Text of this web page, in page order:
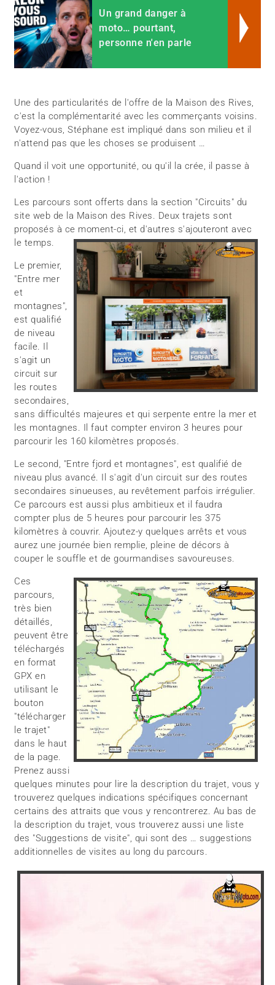
Un grand danger à
moto… pourtant,
personne n'en parle
Une des particularités de l'offre de la Maison des Rives,
c'est la complémentarité avec les commerçants voisins.
Voyez-vous, Stéphane est impliqué dans son milieu et il
n'attend pas que les choses se produisent …
Quand il voit une opportunité, ou qu'il la crée, il passe à
l'action !
Les parcours sont offerts dans la section "Circuits" du
site web de la Maison des Rives. Deux trajets sont
proposés à ce moment-ci, et d'autres s'ajouteront avec
le temps.
Le premier,
"Entre mer
et
montagnes",
est qualifié
de niveau
facile. Il
s'agit un
circuit sur
les routes
secondaires,
sans difficultés majeures et qui serpente entre la mer et
les montagnes. Il faut compter environ 3 heures pour
parcourir les 160 kilomètres proposés.
Le second, "Entre fjord et montagnes", est qualifié de
niveau plus avancé. Il s'agit d'un circuit sur des routes
secondaires sinueuses, au revêtement parfois irrégulier.
Ce parcours est aussi plus ambitieux et il faudra
compter plus de 5 heures pour parcourir les 375
kilomètres à couvrir. Ajoutez-y quelques arrêts et vous
aurez une journée bien remplie, pleine de décors à
couper le souffle et de gourmandises savoureuses.
Ces
parcours,
très bien
détaillés,
peuvent être
téléchargés
en format
GPX en
utilisant le
bouton
"télécharger
le trajet"
dans le haut
de la page.
Prenez aussi
quelques minutes pour lire la description du trajet, vous y
trouverez quelques indications spécifiques concernant
certains des attraits que vous y rencontrerez. Au bas de
la description du trajet, vous trouverez aussi une liste
des "Suggestions de visite", qui sont des … suggestions
additionnelles de visites au long du parcours.